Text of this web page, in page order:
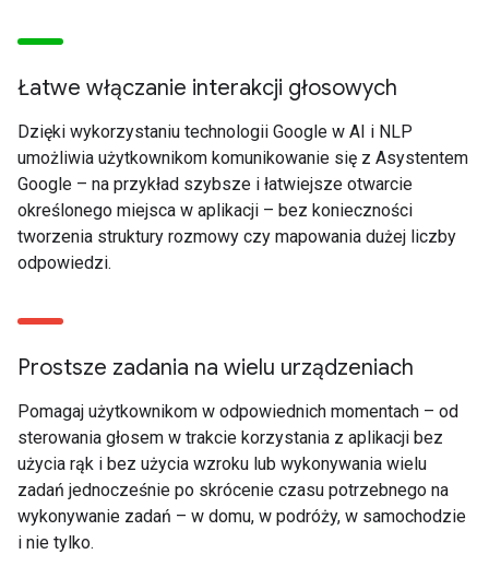
Łatwe włączanie interakcji głosowych
Dzięki wykorzystaniu technologii Google w AI i NLP
umożliwia użytkownikom komunikowanie się z Asystentem
Google – na przykład szybsze i łatwiejsze otwarcie
określonego miejsca w aplikacji – bez konieczności
tworzenia struktury rozmowy czy mapowania dużej liczby
odpowiedzi.
Prostsze zadania na wielu urządzeniach
Pomagaj użytkownikom w odpowiednich momentach – od
sterowania głosem w trakcie korzystania z aplikacji bez
użycia rąk i bez użycia wzroku lub wykonywania wielu
zadań jednocześnie po skrócenie czasu potrzebnego na
wykonywanie zadań – w domu, w podróży, w samochodzie
i nie tylko.